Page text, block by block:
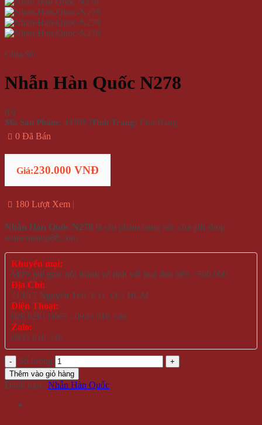
Chia Sẻ:
Nhẫn Hàn Quốc N278
(0)
Mã Sản Phẩm: 43395 |Tình Trạng: Còn Hàng
0 Đã Bán
Giá:230.000 VNĐ
180 Lượt Xem
Nhẫn Hàn Quốc N278 là sản phẩm trang sức của gift shop
winwinshop88.com
Khuyến mại:
Miễn phí giao nội thành và tỉnh với hoá đơn trên >500.000
Địa Chỉ:
714/17 Nguyễn Trãi, P.11, Q.5 HCM
Điện Thoại:
028 6261 0065 - 0935 616 536
Zalo:
0935 616 536
Số lượng
Thêm vào giỏ hàng
Danh mục: Nhẫn Hàn Quốc